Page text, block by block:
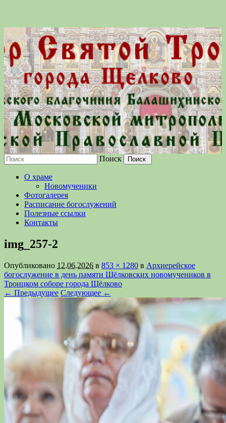
Православной Церкви
Поиск
О храме
Новомученики
Фотогалерея
Расписание богослужений
Полезные ссылки
Контакты
img_257-2
Опубликовано 12.06.2026 в 853 × 1280 в Архиерейское
богослужение в день памяти Щёлковских новомучеников в
Троицком соборе города Щёлково
← Предыдущее Следующее ←